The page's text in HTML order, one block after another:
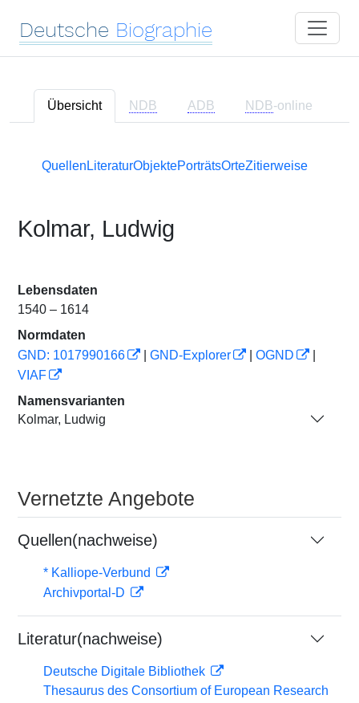
Deutsche Biographie
Übersicht NDB ADB NDB-online
Quellen LiteraturObjektePorträtsOrteZitierweise
Kolmar, Ludwig
Lebensdaten
1540 – 1614
Normdaten
GND: 1017990166
GND-Explorer OGND
VIAF
Namensvarianten
Kolmar, Ludwig
Vernetzte Angebote
Quellen(nachweise)
* Kalliope-Verbund
Archivportal-D
Literatur(nachweise)
Deutsche Digitale Bibliothek
Thesaurus des Consortium of European Research